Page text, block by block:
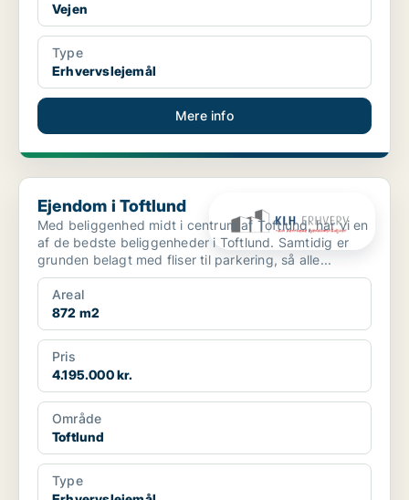
Vejen
Type
Erhvervslejemål
Mere info
Ejendom i Toftlund
Ejendom i Toftlund
Med beliggenhed midt i centrum af Toftlund, har vi en
af de bedste beliggenheder i Toftlund. Samtidig er
grunden belagt med fliser til parkering, så alle...
Areal
872 m2
Pris
4.195.000 kr.
Område
Toftlund
Type